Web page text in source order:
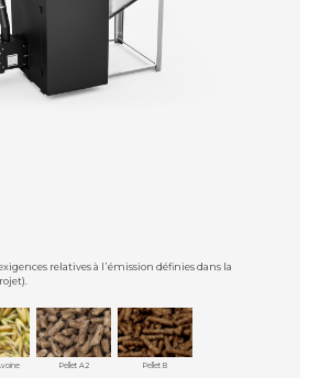
relatives à l᾿émission définies dans la
Pellet A2 Pellet B